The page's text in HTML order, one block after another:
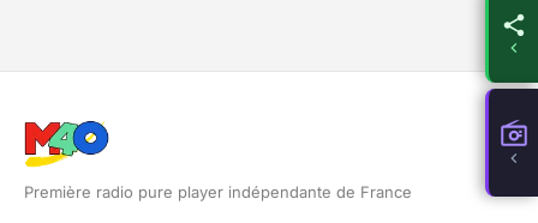
Première radio pure player indépendante de France